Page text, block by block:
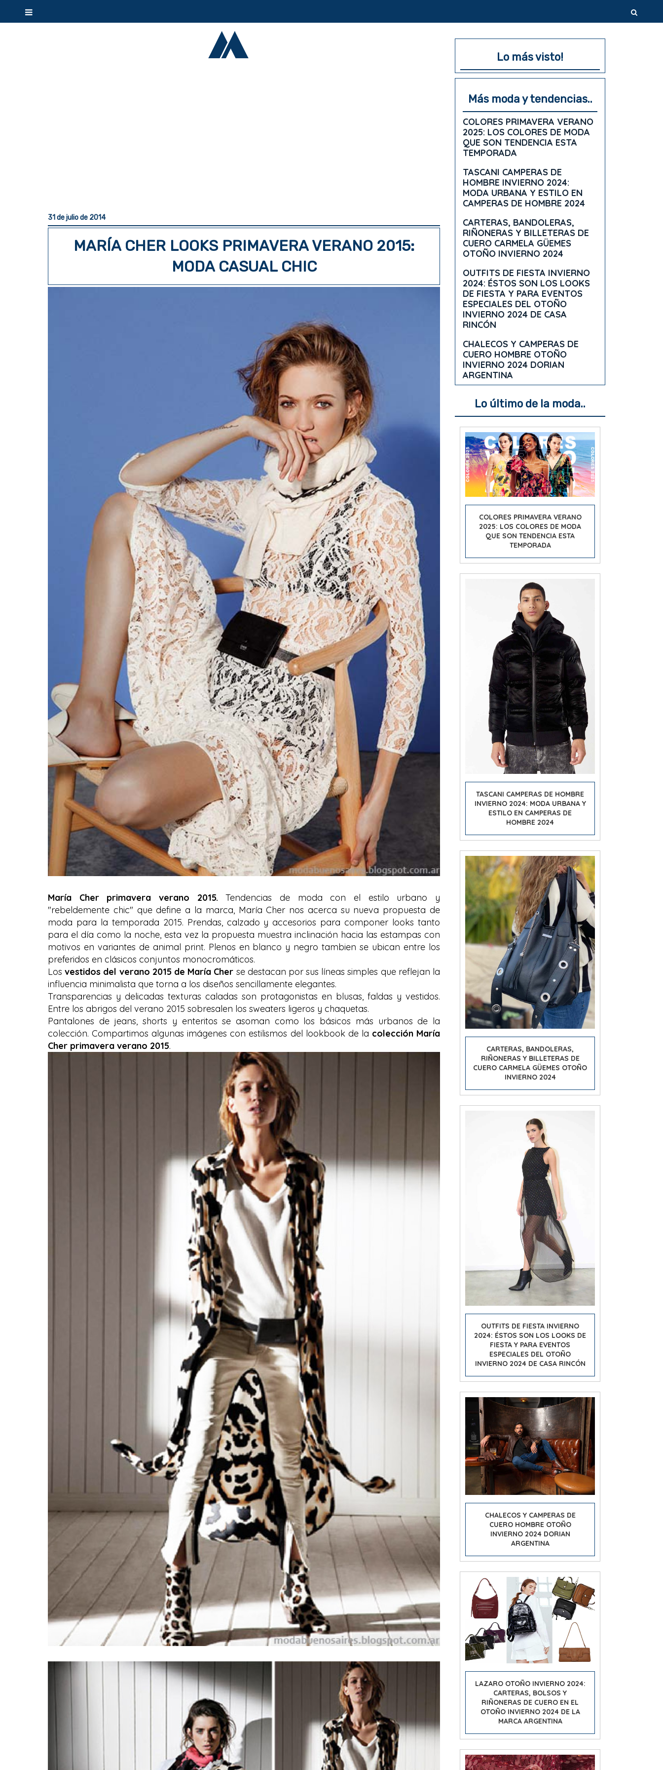
31 de julio de 2014
MARÍA CHER LOOKS PRIMAVERA VERANO 2015:
MODA CASUAL CHIC
María Cher primavera verano 2015. Tendencias de moda con el estilo urbano y
"rebeldemente chic" que define a la marca, María Cher nos acerca su nueva propuesta de
moda para la temporada 2015. Prendas, calzado y accesorios para componer looks tanto
para el día como la noche, esta vez la propuesta muestra inclinación hacia las estampas con
motivos en variantes de animal print. Plenos en blanco y negro tambien se ubican entre los
preferidos en clásicos conjuntos monocromáticos.
Losvestidos del verano 2015 de María Cher se destacan por sus líneas simples que reflejan la
influencia minimalista que torna a los diseños sencillamente elegantes.
Transparencias y delicadas texturas caladas son protagonistas en blusas, faldas y vestidos.
Entre los abrigos del verano 2015 sobresalen los sweaters ligeros y chaquetas.
Pantalones de jeans, shorts y enteritos se asoman como los básicos más urbanos de la
colección. Compartimos algunas imágenes con estilismos del lookbook de la colección María
Cher primavera verano 2015.
Lo más visto!
Más moda y tendencias..
COLORES PRIMAVERA VERANO
2025: LOS COLORES DE MODA
QUE SON TENDENCIA ESTA
TEMPORADA
TASCANI CAMPERAS DE
HOMBRE INVIERNO 2024:
MODA URBANA Y ESTILO EN
CAMPERAS DE HOMBRE 2024
CARTERAS, BANDOLERAS,
RIÑONERAS Y BILLETERAS DE
CUERO CARMELA GÜEMES
OTOÑO INVIERNO 2024
OUTFITS DE FIESTA INVIERNO
2024: ÉSTOS SON LOS LOOKS
DE FIESTA Y PARA EVENTOS
ESPECIALES DEL OTOÑO
INVIERNO 2024 DE CASA
RINCÓN
CHALECOS Y CAMPERAS DE
CUERO HOMBRE OTOÑO
INVIERNO 2024 DORIAN
ARGENTINA
Lo último de la moda..
COLORES PRIMAVERA VERANO
2025: LOS COLORES DE MODA
QUE SON TENDENCIA ESTA
TEMPORADA
TASCANI CAMPERAS DE HOMBRE
INVIERNO 2024: MODA URBANA Y
ESTILO EN CAMPERAS DE
HOMBRE 2024
CARTERAS, BANDOLERAS,
RIÑONERAS Y BILLETERAS DE
CUERO CARMELA GÜEMES OTOÑO
INVIERNO 2024
OUTFITS DE FIESTA INVIERNO
2024: ÉSTOS SON LOS LOOKS DE
FIESTA Y PARA EVENTOS
ESPECIALES DEL OTOÑO
INVIERNO 2024 DE CASA RINCÓN
CHALECOS Y CAMPERAS DE
CUERO HOMBRE OTOÑO
INVIERNO 2024 DORIAN
ARGENTINA
LAZARO OTOÑO INVIERNO 2024:
CARTERAS, BOLSOS Y
RIÑONERAS DE CUERO EN EL
OTOÑO INVIERNO 2024 DE LA
MARCA ARGENTINA